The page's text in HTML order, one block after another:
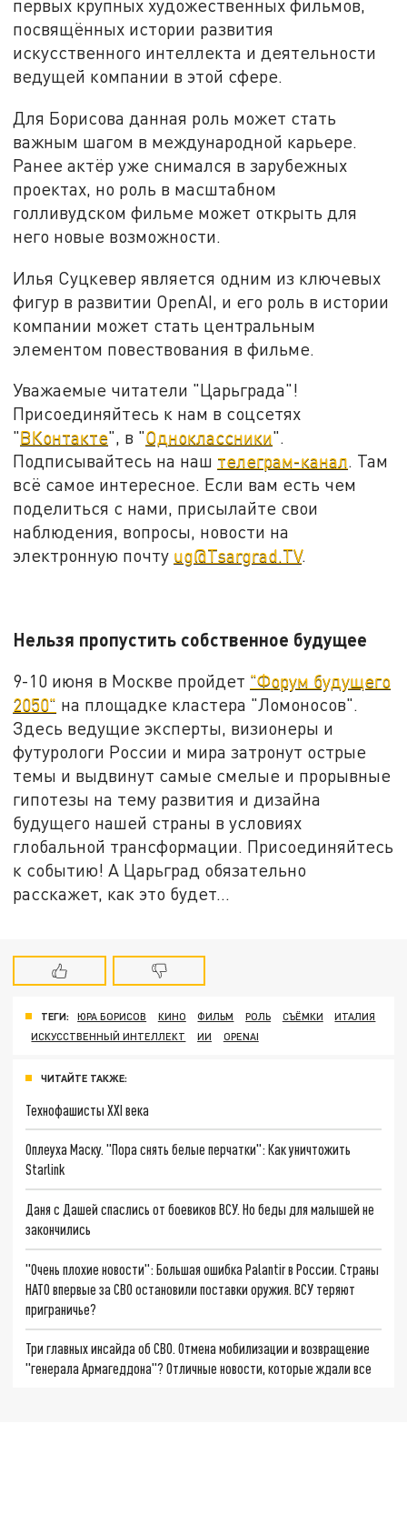
первых крупных художественных фильмов,
посвящённых истории развития
искусственного интеллекта и деятельности
ведущей компании в этой сфере.
Для Борисова данная роль может стать
важным шагом в международной карьере.
Ранее актёр уже снимался в зарубежных
проектах, но роль в масштабном
голливудском фильме может открыть для
него новые возможности.
Илья Суцкевер является одним из ключевых
фигур в развитии OpenAI, и его роль в истории
компании может стать центральным
элементом повествования в фильме.
Уважаемые читатели "Царьграда"!
Присоединяйтесь к нам в соцсетях
"ВКонтакте", в "Одноклассники".
Подписывайтесь на наш телеграм-канал. Там
всё самое интересное. Если вам есть чем
поделиться с нами, присылайте свои
наблюдения, вопросы, новости на
электронную почту ug@Tsargrad.TV.
Нельзя пропустить собственное будущее
9-10 июня в Москве пройдет "Форум будущего
2050" на площадке кластера "Ломоносов".
Здесь ведущие эксперты, визионеры и
футурологи России и мира затронут острые
темы и выдвинут самые смелые и прорывные
гипотезы на тему развития и дизайна
будущего нашей страны в условиях
глобальной трансформации. Присоединяйтесь
к событию! А Царьград обязательно
расскажет, как это будет...
ТЕГИ: ЮРА БОРИСОВ КИНО ФИЛЬМ РОЛЬ СЪЁМКИ
ИТАЛИЯ
ИСКУССТВЕННЫЙ ИНТЕЛЛЕКТ
ИИ OPENAI
ЧИТАЙТЕ ТАКЖЕ:
Технофашисты XXI века
Оплеуха Маску. "Пора снять белые перчатки": Как уничтожить
Starlink
Даня с Дашей спаслись от боевиков ВСУ. Но беды для малышей не
закончились
"Очень плохие новости": Большая ошибка Palantir в России. Страны
НАТО впервые за СВО остановили поставки оружия. ВСУ теряют
приграничье?
Три главных инсайда об СВО. Отмена мобилизации и возвращение
"генерала Армагеддона"? Отличные новости, которые ждали все